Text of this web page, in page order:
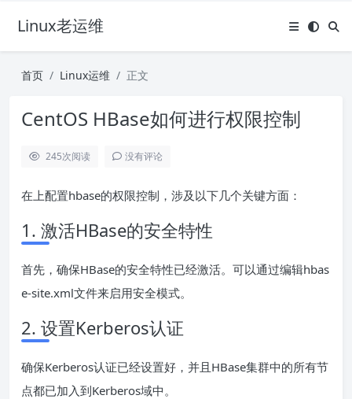
Linux老运维
首页 Linux运维 正文
CentOS HBase如何进行权限控制
245次阅读 没有评论
在上配置hbase的权限控制，涉及以下几个关键方面：
1. 激活HBase的安全特性
首先，确保HBase的安全特性已经激活。可以通过编辑hbas
e-site.xml文件来启用安全模式。
2. 设置Kerberos认证
确保Kerberos认证已经设置好，并且HBase集群中的所有节
点都已加入到Kerberos域中。